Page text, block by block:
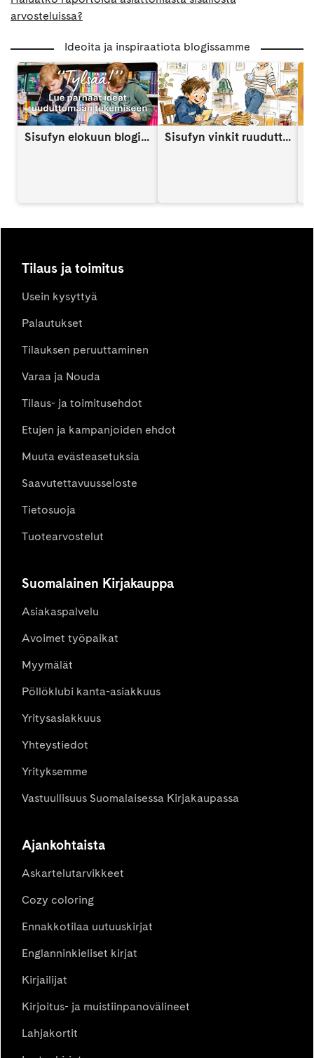
arvosteluissa?
Ideoita ja inspiraatiota blogissamme
Sisufyn elokuun blogi: Näin vahvistat lapsen itsetuntoa someaikana Sisufyn vinkit ruuduttomaan päivään: Vinkki 9
Tilaus ja toimitus
Usein kysyttyä
Palautukset
Tilauksen peruuttaminen
Varaa ja Nouda
Tilaus- ja toimitusehdot
Etujen ja kampanjoiden ehdot
Muuta evästeasetuksia
Saavutettavuusseloste
Tietosuoja
Tuotearvostelut
Suomalainen Kirjakauppa
Asiakaspalvelu
Avoimet työpaikat
Myymälät
Pöllöklubi kanta-asiakkuus
Yritysasiakkuus
Yhteystiedot
Yrityksemme
Vastuullisuus Suomalaisessa Kirjakaupassa
Ajankohtaista
Askartelutarvikkeet
Cozy coloring
Ennakkotilaa uutuuskirjat
Englanninkieliset kirjat
Kirjailijat
Kirjoitus- ja muistiinpanovälineet
Lahjakortit